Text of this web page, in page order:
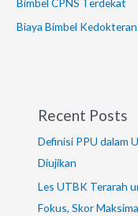
Biaya Bimbel Kedokteran
Recent Posts
Definisi PPU dalam
Diujikan
Les UTBK Terarah
Fokus, Skor